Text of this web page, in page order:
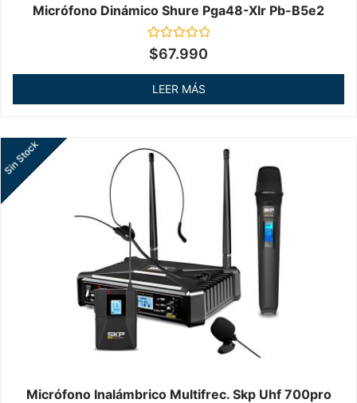
Micrófono Dinámico Shure Pga48-Xlr Pb-B5e2
Valorado
en
de
$67.990
LEER MÁS
Micrófono Inalámbrico Multifrec. Skp Uhf 700pro
Sin Stock